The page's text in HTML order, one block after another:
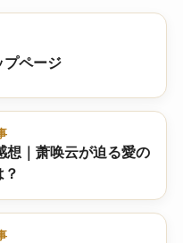
プページ
想｜萧唤云が迫る愛の